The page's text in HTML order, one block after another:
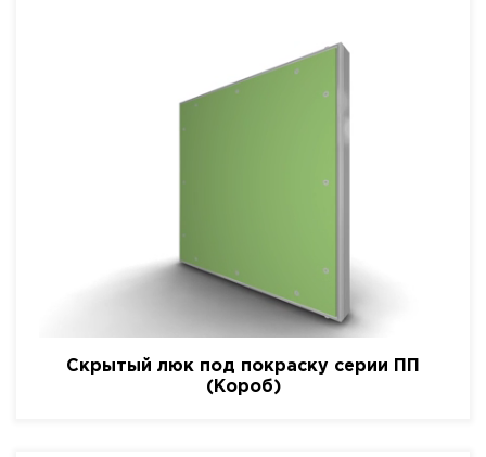
Скрытый люк под покраску серии ПП
(Короб)